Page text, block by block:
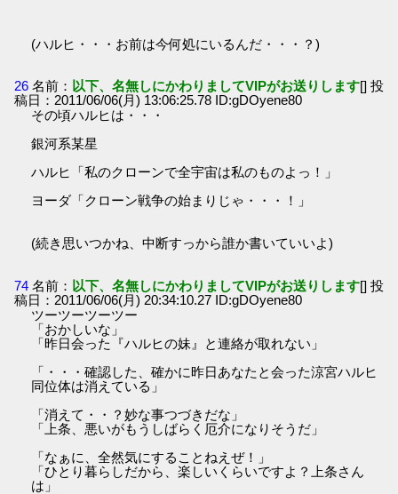
(ハルヒ・・・お前は今何処にいるんだ・・・？)
26 名前： 以下、名無しにかわりましてVIPがお送りします[] 投
稿日：2011/06/06(月) 13:06:25.78 ID:gDOyene80
その頃ハルヒは・・・
銀河系某星
ハルヒ「私のクローンで全宇宙は私のものよっ！」
ヨーダ「クローン戦争の始まりじゃ・・・！」
(続き思いつかね、中断すっから誰か書いていいよ)
74 名前： 以下、名無しにかわりましてVIPがお送りします[] 投
稿日：2011/06/06(月) 20:34:10.27 ID:gDOyene80
ツーツーツーツー
「おかしいな」
「昨日会った『ハルヒの妹』と連絡が取れない」
「・・・確認した、確かに昨日あなたと会った涼宮ハルヒ
同位体は消えている」
「消えて・・？妙な事つづきだな」
「上条、悪いがもうしばらく厄介になりそうだ」
「なぁに、全然気にすることねえぜ！」
「ひとり暮らしだから、楽しいくらいですよ？上条さん
は」